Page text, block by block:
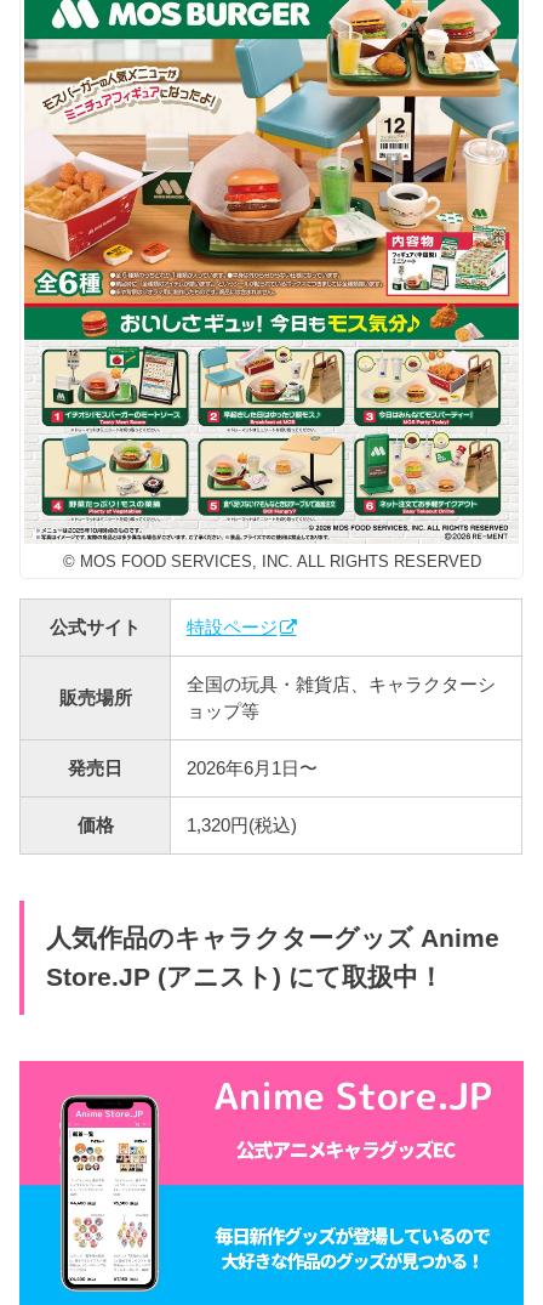
© MOS FOOD SERVICES, INC. ALL RIGHTS RESERVED
公式サイト 特設ページ
販売場所
全国の玩具・雑貨店、キャラクターシ
ョップ等
発売日 2026年6月1日〜
価格 1,320円(税込)
人気作品のキャラクターグッズ Anime
Store.JP (アニスト) にて取扱中！